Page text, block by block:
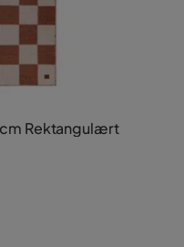
Rektangulært